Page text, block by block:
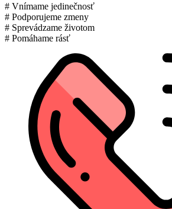
# Vnímame jedinečnosť
# Podporujeme zmeny
# Sprevádzame životom
# Pomáhame rásť